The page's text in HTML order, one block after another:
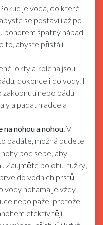
Pokud je voda, do které
se postavili až po
ponorem špatný nápad
to, abyste přistáli
lokty a kolena jsou
dokonce i do vody. I
zakopnutí nebo pádu
a padat hladce a
nohou a nohou.V
padáte, možná budete
pod sebe, aby
Zaujměte polohu 'tužky',
do vodních prstů,
vody nohama je vždy
nebo paže, protože
efektivněji.